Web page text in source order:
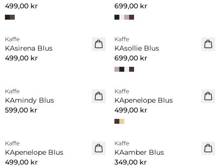
499,00 kr
699,00 kr
Nyhet
Kaffe
KAsirena Blus
499,00 kr
Nyhet
Kaffe
KAsollie Blus
699,00 kr
Nyhet
Kaffe
KAmindy Blus
599,00 kr
Nyhet
Kaffe
KApenelope Blus
499,00 kr
Nyhet
Kaffe
KApenelope Blus
499,00 kr
Nyhet
Kaffe
KAamber Blus
349,00 kr